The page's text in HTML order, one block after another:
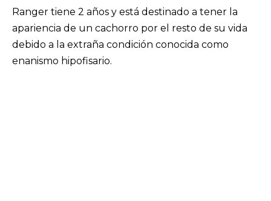
Ranger tiene 2 años y está destinado a tener la
apariencia de un cachorro por el resto de su vida
debido a la extraña condición conocida como
enanismo hipofisario.